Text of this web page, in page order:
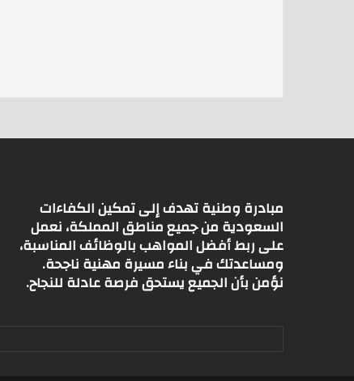
مبادرة وطنية تهدف إلى تمكين الكفاءات
السعودية من جميع مناطق المملكة، نعمل
على ربط أفضل المواهب بالوظائف المناسبة،
ومساعدتك في بناء مسيرة مهنية ناجحة.
نؤمن بأن الجميع يستحق فرصة عادلة للنجاح.